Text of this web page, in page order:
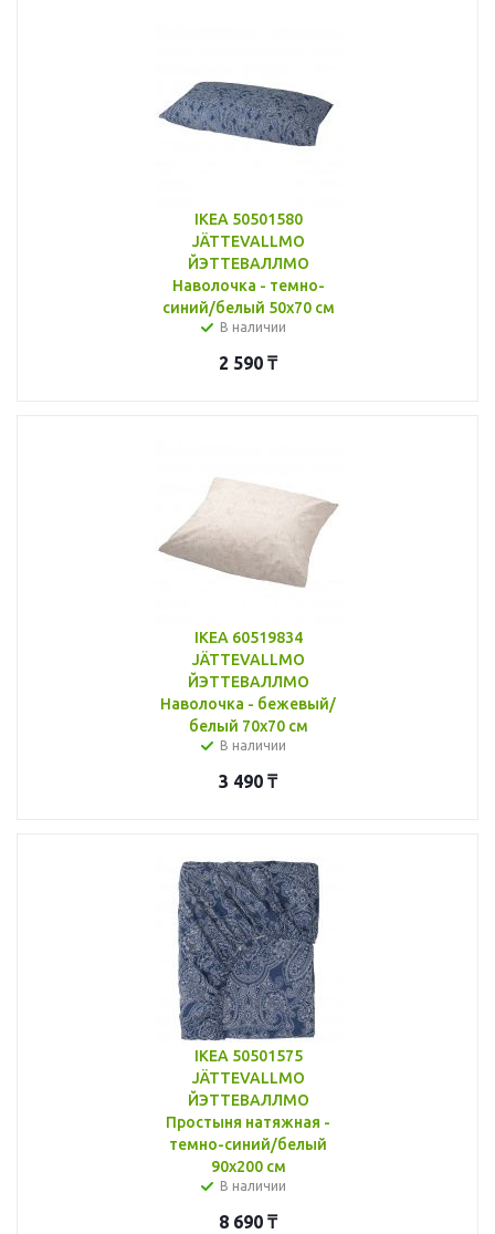
IKEA 50501580
JÄTTEVALLMO
ЙЭТТЕВАЛЛМО
Наволочка - темно-
синий/белый 50x70 см
В наличии
2 590 ₸
IKEA 60519834
JÄTTEVALLMO
ЙЭТТЕВАЛЛМО
Наволочка - бежевый/
белый 70x70 см
В наличии
3 490 ₸
IKEA 50501575
JÄTTEVALLMO
ЙЭТТЕВАЛЛМО
Простыня натяжная -
темно-синий/белый
90x200 см
В наличии
8 690 ₸